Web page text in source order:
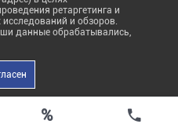
ретаргетинга и
и обзоров.
данные обрабатывались,
%